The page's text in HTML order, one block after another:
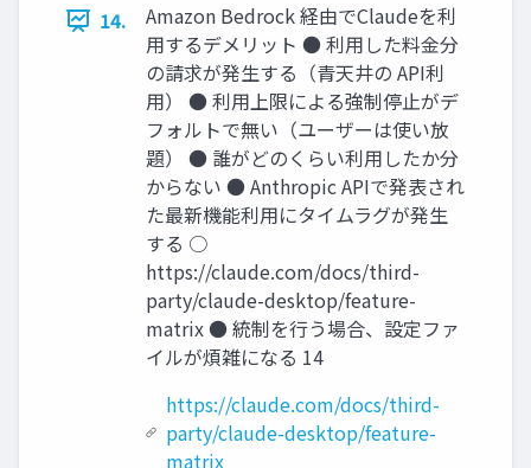
14.
Amazon Bedrock 経由でClaudeを利
用するデメリット ● 利用した料金分
の請求が発生する（青天井の API利
用） ● 利用上限による強制停止がデ
フォルトで無い（ユーザーは使い放
題） ● 誰がどのくらい利用したか分
からない ● Anthropic APIで発表され
た最新機能利用にタイムラグが発生
する ○
https://claude.com/docs/third-
party/claude-desktop/feature-
matrix ● 統制を行う場合、設定ファ
イルが煩雑になる 14
https://claude.com/docs/third-
party/claude-desktop/feature-
matrix